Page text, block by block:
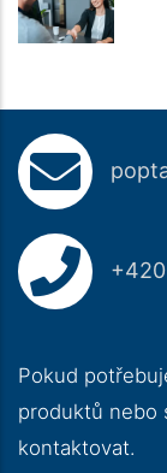
Pokud
produktů nebo
kontaktovat.